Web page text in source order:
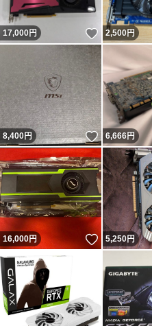
17,000円 いいね！
2,500円
8,400円 いいね！
6,666円
16,000円 いいね！
5,250円